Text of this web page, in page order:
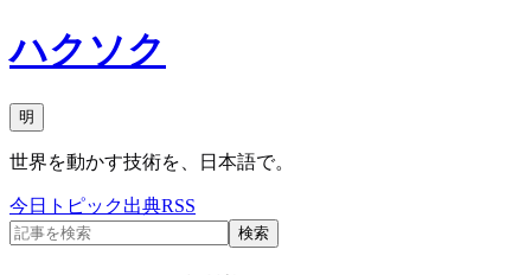
ハクソク
明
世界を動かす技術を、日本語で。
今日 トピック出典RSS
検索